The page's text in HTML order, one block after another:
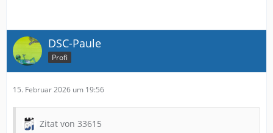
DSC-Paule
Profi
15. Februar 2026 um 19:56
Zitat von 33615